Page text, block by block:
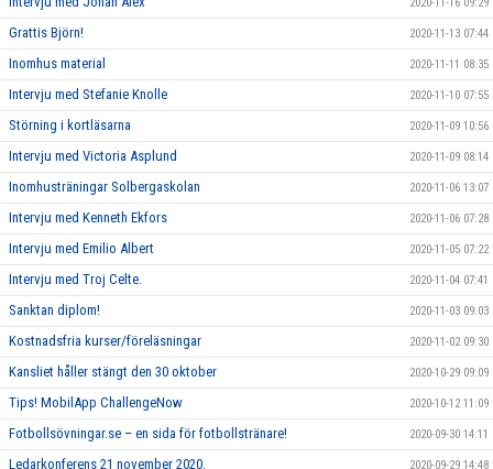
Grattis Björn! 2020-11-13 07:44
Inomhus material 2020-11-11 08:35
Intervju med Stefanie Knolle 2020-11-10 07:55
Störning i kortläsarna 2020-11-09 10:56
Intervju med Victoria Asplund 2020-11-09 08:14
Inomhusträningar Solbergaskolan 2020-11-06 13:07
Intervju med Kenneth Ekfors 2020-11-06 07:28
Intervju med Emilio Albert 2020-11-05 07:22
Intervju med Troj Celte. 2020-11-04 07:41
Sanktan diplom! 2020-11-03 09:03
Kostnadsfria kurser/föreläsningar 2020-11-02 09:30
Kansliet håller stängt den 30 oktober 2020-10-29 09:09
Tips! MobilApp ChallengeNow 2020-10-12 11:09
Fotbollsövningar.se – en sida för fotbollstränare! 2020-09-30 14:11
Ledarkonferens 21 november 2020. 2020-09-29 14:48